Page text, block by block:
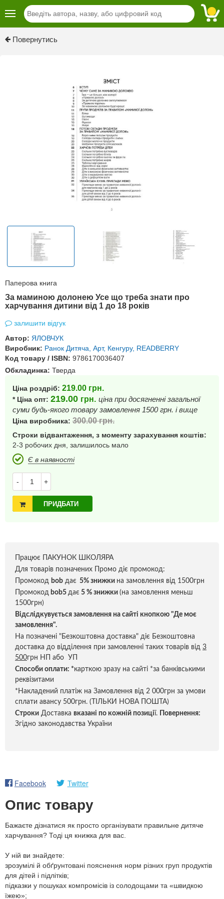
Повернутись
Паперова книга
За маминою долонею Усе що треба знати про
харчування дитини від 1 до 18 років
залишити відгук
Автор: ЯЛОВЧУК
Виробник: Ранок Дитяча, Арт, Кенгуру, READBERRY
Код товару / ISBN: 9786170036407
Обкладинка: Тверда
Ціна роздріб: 219.00 грн.
* Ціна опт: 219.00 грн. ціна при досягненні загальної
суми будь-якого товару замовлення 1500 грн. і вище
Ціна виробника: 300.00грн.
Строки відвантаження, з моменту зарахування коштів:
2-3 робочих дня, залишилось мало
Є в наявності
- +
ПРИДБАТИ
Працює ПАКУНОК ШКОЛЯРА
Для товарів позначених Промо діє промокод:
Промокод bob дає 5% знижки на замовлення від 1500грн
Промокод bob5 дає 5 % знижки (на замовлення меньш
1500грн)
Відслідкувується замовлення на сайті кнопкою "Де моє
замовлення".
На позначені "Безкоштовна доставка" діє Безкоштовна
доставка до відділення при замовленні таких товарів від 3
500грн НП або УП
Способи оплати: *карткою зразу на сайті *за банківськими
реквізитами
*Накладений платіж на Замовлення від 2 000грн за умови
сплати авансу 500грн. (ТІЛЬКИ НОВА ПОШТА)
Строки Доставка вказані по кожній позиції.
Повернення:
Згідно законодавства України
Facebook Twitter
Опис товару
Бажаєте дізнатися як просто організувати правильне дитяче
харчування? Тоді ця книжка для вас.
У ній ви знайдете:
зрозумілі й обґрунтовані пояснення норм різних груп продуктів
для дітей і підлітків;
підказки у пошуках компромісів із солодощами та «швидкою
їжею»;